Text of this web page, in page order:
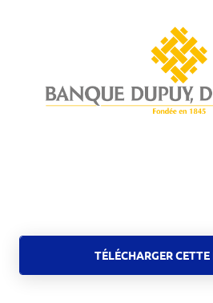
TÉLÉCHARGER